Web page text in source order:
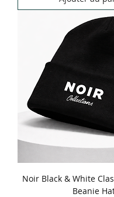
Noir Black & White
Beanie